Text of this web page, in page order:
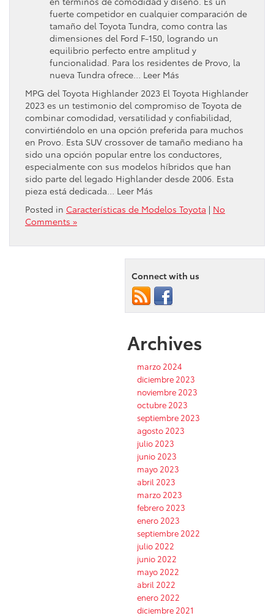
fuerte competidor en cualquier comparación de
tamaño del Toyota Tundra, como contra las
dimensiones del Ford F-150, logrando un
equilibrio perfecto entre amplitud y
funcionalidad. Para los residentes de Provo, la
nueva Tundra ofrece… Leer Más
MPG del Toyota Highlander 2023 El Toyota Highlander
2023 es un testimonio del compromiso de Toyota de
combinar comodidad, versatilidad y confiabilidad,
convirtiéndolo en una opción preferida para muchos
en Provo. Esta SUV crossover de tamaño mediano ha
sido una opción popular entre los conductores,
especialmente con sus modelos híbridos que han
sido parte del legado Highlander desde 2006. Esta
pieza está dedicada… Leer Más
Posted in Características de Modelos Toyota | No
Comments »
Connect with us
Archives
marzo 2024
diciembre 2023
noviembre 2023
octubre 2023
septiembre 2023
agosto 2023
julio 2023
junio 2023
mayo 2023
abril 2023
marzo 2023
febrero 2023
enero 2023
septiembre 2022
julio 2022
junio 2022
mayo 2022
abril 2022
enero 2022
diciembre 2021